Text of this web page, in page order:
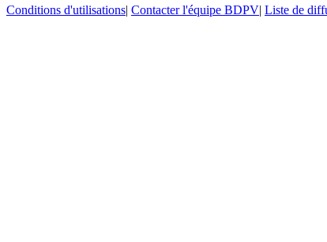
Conditions d'utilisations| Contacter l'équipe BDPV| Liste de